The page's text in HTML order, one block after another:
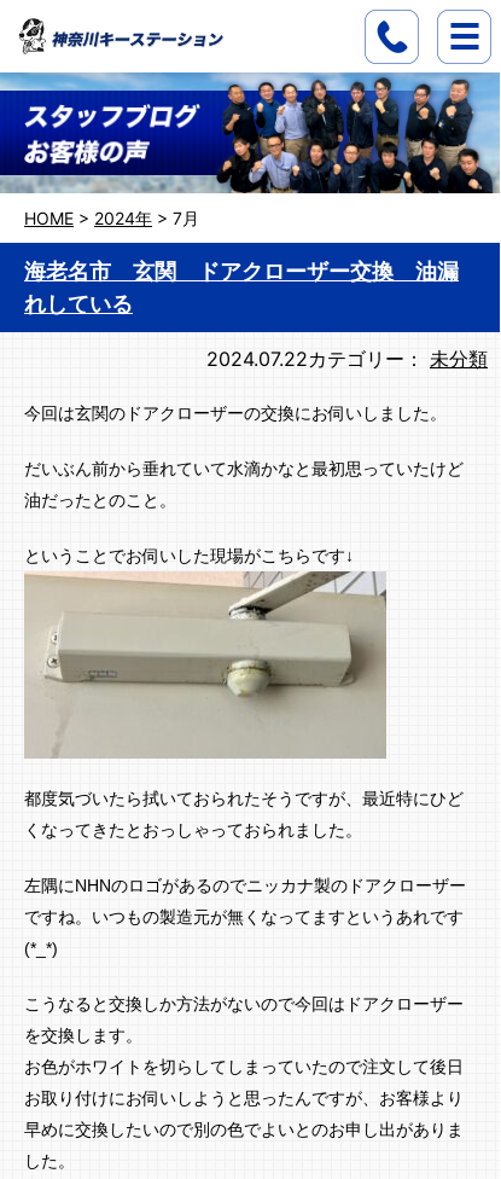
HOME > 2024年 > 7月
海老名市 玄関 ドアクローザー交換 油漏
れしている
2024.07.22カテゴリー： 未分類
今回は玄関のドアクローザーの交換にお伺いしました。
だいぶん前から垂れていて水滴かなと最初思っていたけど
油だったとのこと。
ということでお伺いした現場がこちらです↓
都度気づいたら拭いておられたそうですが、最近特にひど
くなってきたとおっしゃっておられました。
左隅にNHNのロゴがあるのでニッカナ製のドアクローザー
ですね。いつもの製造元が無くなってますというあれです
(*_*)
こうなると交換しか方法がないので今回はドアクローザー
を交換します。
お色がホワイトを切らしてしまっていたので注文して後日
お取り付けにお伺いしようと思ったんですが、お客様より
早めに交換したいので別の色でよいとのお申し出がありま
した。